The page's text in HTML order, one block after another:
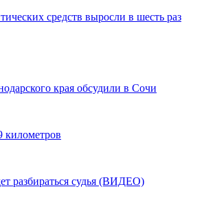
средств выросли в шесть раз
края обсудили в Сочи
километров
разбираться судья (ВИДЕО)